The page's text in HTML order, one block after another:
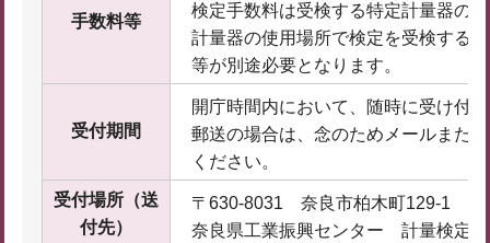
手数料等
検定手数料は受検する特定計量器の
計量器の使用場所で検定を受検する
等が別途必要となります。
受付期間
開庁時間内において、随時に受け付
郵送の場合は、念のためメールまた
ください。
受付場所（送
付先）
〒630-8031 奈良市柏木町129-1
奈良県工業振興センター 計量検定室